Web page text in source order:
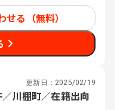
る（無料）
更新日： 2025/02/19
／川棚町／在籍出向